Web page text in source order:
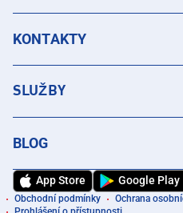
KONTAKTY
SLUŽBY
BLOG
App Store Google Play
Obchodní podmínky Ochrana